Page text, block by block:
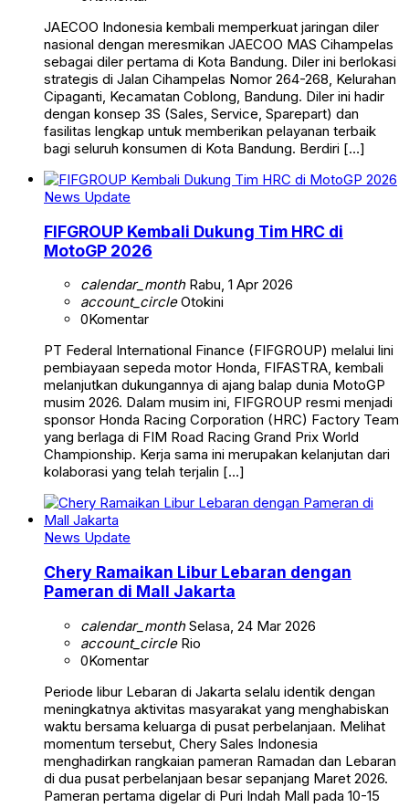
JAECOO Indonesia kembali memperkuat jaringan diler
nasional dengan meresmikan JAECOO MAS Cihampelas
sebagai diler pertama di Kota Bandung. Diler ini berlokasi
strategis di Jalan Cihampelas Nomor 264-268, Kelurahan
Cipaganti, Kecamatan Coblong, Bandung. Diler ini hadir
dengan konsep 3S (Sales, Service, Sparepart) dan
fasilitas lengkap untuk memberikan pelayanan terbaik
bagi seluruh konsumen di Kota Bandung. Berdiri […]
News Update
FIFGROUP Kembali Dukung Tim HRC di
MotoGP 2026
calendar_monthRabu, 1 Apr 2026
account_circleOtokini
0Komentar
PT Federal International Finance (FIFGROUP) melalui lini
pembiayaan sepeda motor Honda, FIFASTRA, kembali
melanjutkan dukungannya di ajang balap dunia MotoGP
musim 2026. Dalam musim ini, FIFGROUP resmi menjadi
sponsor Honda Racing Corporation (HRC) Factory Team
yang berlaga di FIM Road Racing Grand Prix World
Championship. Kerja sama ini merupakan kelanjutan dari
kolaborasi yang telah terjalin […]
News Update
Chery Ramaikan Libur Lebaran dengan
Pameran di Mall Jakarta
calendar_monthSelasa, 24 Mar 2026
account_circleRio
0Komentar
Periode libur Lebaran di Jakarta selalu identik dengan
meningkatnya aktivitas masyarakat yang menghabiskan
waktu bersama keluarga di pusat perbelanjaan. Melihat
momentum tersebut, Chery Sales Indonesia
menghadirkan rangkaian pameran Ramadan dan Lebaran
di dua pusat perbelanjaan besar sepanjang Maret 2026.
Pameran pertama digelar di Puri Indah Mall pada 10-15